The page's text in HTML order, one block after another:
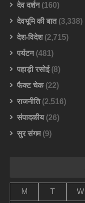
देव दर्शन(160)
देवभूमि की बात(3,338)
देश-विदेश(2,715)
पर्यटन(481)
पहाड़ी रसोई(8)
फैक्ट चेक(22)
राजनीति(2,516)
संपादकीय(26)
सुर संगम(9)
M T W